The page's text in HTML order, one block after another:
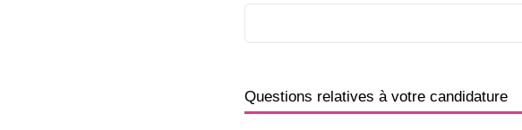
Questions relatives à votre candidature